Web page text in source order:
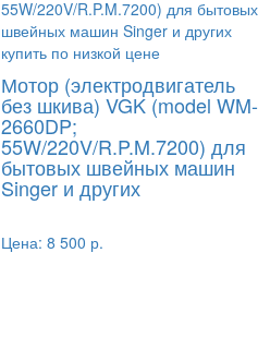
Мотор (электродвигатель
без шкива) VGK (model WM-
2660DP;
55W/220V/R.P.M.7200) для
бытовых швейных машин
Singer и других
Цена: 8 500 р.